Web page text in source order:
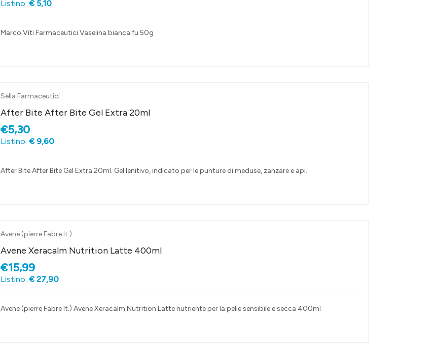
Listino: € 5,10
Marco Viti Farmaceutici Vaselina bianca fu 50g
Sella Farmaceutici
After Bite After Bite Gel Extra 20ml
€5,30
Listino: € 9,60
After Bite After Bite Gel Extra 20ml. Gel lenitivo, indicato per le punture di meduse, zanzare e api.
Avene (pierre Fabre It.)
Avene Xeracalm Nutrition Latte 400ml
€15,99
Listino: € 27,90
Avene (pierre Fabre It.) Avene Xeracalm Nutrition Latte nutriente per la pelle sensibile e secca 400ml